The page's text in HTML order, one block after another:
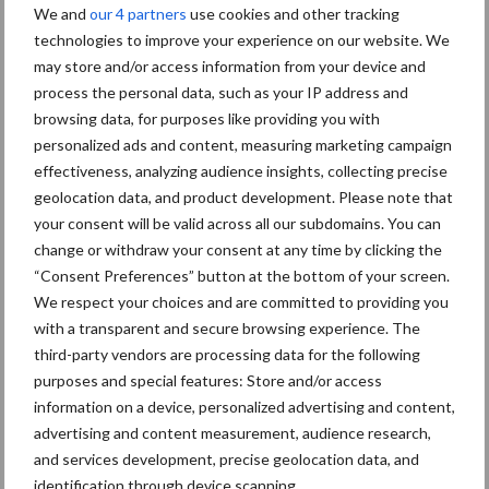
We and our 4 partners use cookies and other tracking
technologies to improve your experience on our website. We
may store and/or access information from your device and
process the personal data, such as your IP address and
browsing data, for purposes like providing you with
personalized ads and content, measuring marketing campaign
effectiveness, analyzing audience insights, collecting precise
geolocation data, and product development. Please note that
your consent will be valid across all our subdomains. You can
change or withdraw your consent at any time by clicking the
“Consent Preferences” button at the bottom of your screen.
We respect your choices and are committed to providing you
with a transparent and secure browsing experience. The
third-party vendors are processing data for the following
purposes and special features: Store and/or access
information on a device, personalized advertising and content,
advertising and content measurement, audience research,
and services development, precise geolocation data, and
identification through device scanning.
Caterpillar breidt gamma elektrische bulldozers uit
Nieuwe compacte gedragen pootcombinatie van AVR
Recente reacties
Paul Jacobsop Fendt kondigt nieuwe trekker aan deze
herfst
Bart PersoonopFendt kondigt nieuwe trekker aan deze
herfst
PRO van Donaat Croes